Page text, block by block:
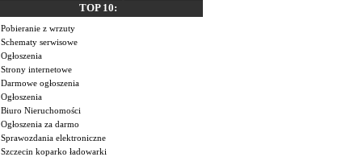
TOP 10:
Pobieranie z wrzuty
Schematy serwisowe
Ogłoszenia
Strony internetowe
Darmowe ogłoszenia
Ogłoszenia
Biuro Nieruchomości
Ogłoszenia za darmo
Sprawozdania elektroniczne
Szczecin koparko ładowarki